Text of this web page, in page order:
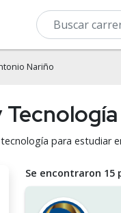
Nariño
para estudiar
Se encontraron 15